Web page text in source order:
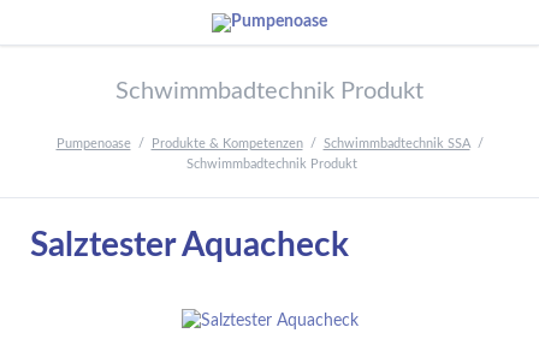
Schwimmbadtechnik Produkt
Pumpenoase Produkte & Kompetenzen
Schwimmbadtechnik SSA
Schwimmbadtechnik Produkt
Salztester Aquacheck